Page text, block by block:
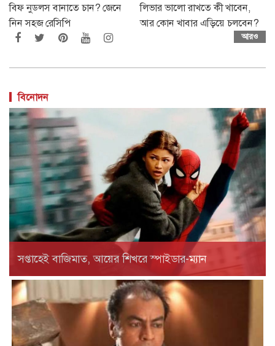
সপ্তাহেই বাজিমাত, আয়ের শিখরে স্পাইডার-ম্যান
মারা গেছেন ‘গজনি’ খ্যাত অভিনেতা প্রদীপ রাওয়াত
ভারতীয় চলচ্চিত্রের পরিচিত মুখ ও ‘গজনি’ সিনেমার খলনায়ক চরিত্রে
জনপ্রিয় অভিনেতা প্রদীপ রাওয়াত মারা গেছেন। মৃত্যুকালে তার বয়স